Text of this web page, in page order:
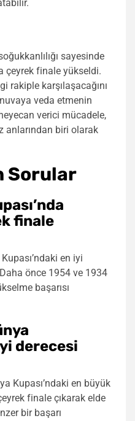
sayesinde
çeyrek finale yükseldi.
rakiple karşılaşacağını
veda etmenin
verici mücadele,
anlarından biri olarak
Sorular
finale
en iyi
önce 1954 ve 1934
başarısı
derecesi
Kupası’ndaki en büyük
finale çıkarak elde
bir başarı